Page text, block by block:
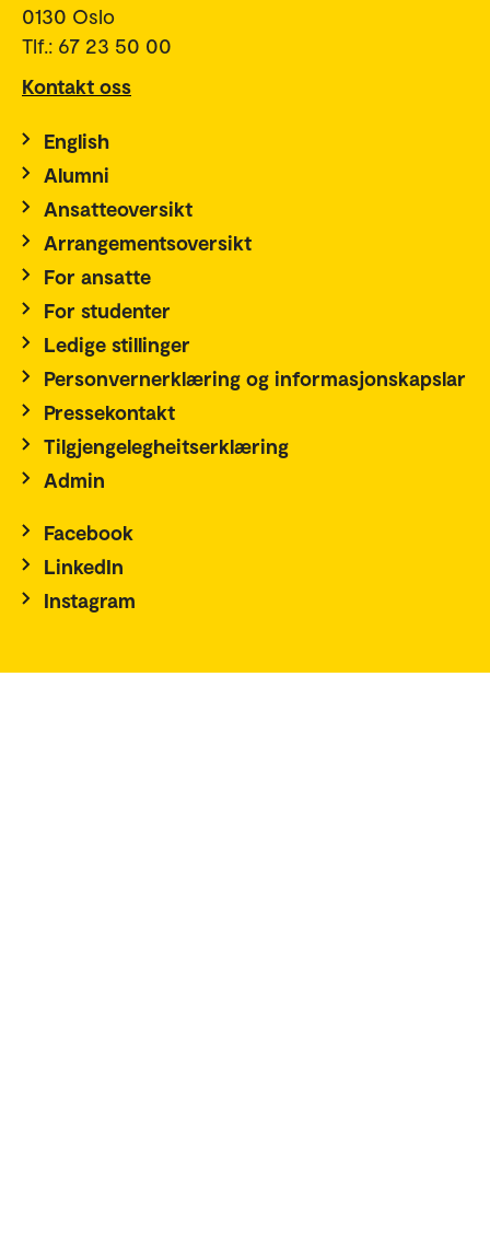
0130 Oslo
Tlf.: 67 23 50 00
Kontakt oss
English
Alumni
Ansatteoversikt
Arrangementsoversikt
For ansatte
For studenter
Ledige stillinger
Personvernerklæring og informasjonskapslar
Pressekontakt
Tilgjengelegheitserklæring
Admin
Facebook
LinkedIn
Instagram